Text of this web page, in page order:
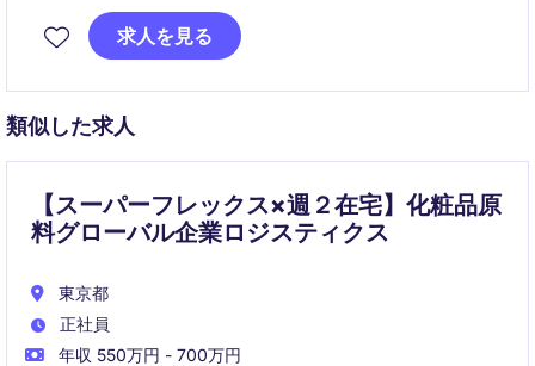
および供給チェーンの専門知識を活かし、組織の目標
達成に貢献するポジションです。
求人を見る
類似した求人
【スーパーフレックス×週２在宅】化粧品原
料グローバル企業ロジスティクス
東京都
正社員
年収 550万円 - 700万円